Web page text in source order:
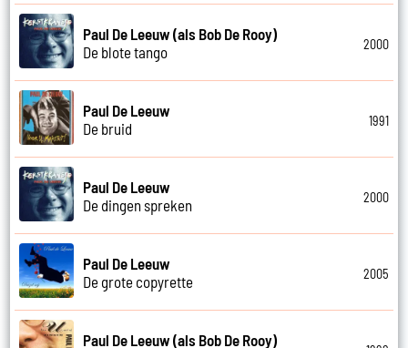
Paul De Leeuw (als Bob De Rooy)
De blote tango
2000
Paul De Leeuw
De bruid
1991
Paul De Leeuw
De dingen spreken
2000
Paul De Leeuw
De grote copyrette
2005
Paul De Leeuw (als Bob De Rooy)